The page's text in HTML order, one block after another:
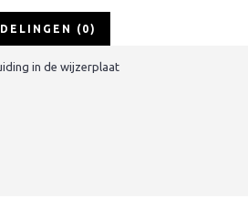
(0)
in de wijzerplaat